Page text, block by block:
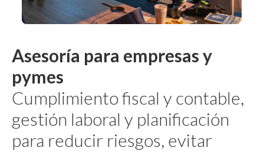
Asesoría para empresas y
pymes
Cumplimiento fiscal y contable,
gestión laboral y planificación
para reducir riesgos, evitar